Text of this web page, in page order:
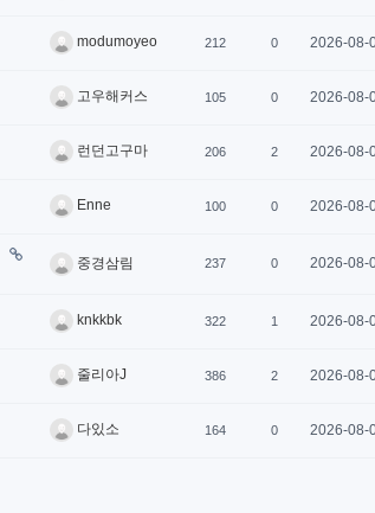
modumoyeo 212 0 2026-08-
고우해커스 105 0 2026-08-
런던고구마 206 2 2026-08-
Enne 100 0 2026-08-
중경삼림 237 0 2026-08-
knkkbk 322 1 2026-08-
줄리아J 386 2 2026-08-
다있소 164 0 2026-08-